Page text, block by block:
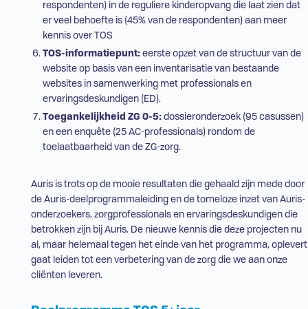
respondenten) in de reguliere kinderopvang die laat zien dat
er veel behoefte is (45% van de respondenten) aan meer
kennis over TOS
TOS-informatiepunt:eerste opzet van de structuur van de
website op basis van een inventarisatie van bestaande
websites in samenwerking met professionals en
ervaringsdeskundigen ( ED).
Toegankelijkheid ZG 0-5:dossieronderzoek (95 casussen)
en een enquête (25 AC-professionals) rondom de
toelaatbaarheid van de ZG-zorg.
Auris is trots op de mooie resultaten die gehaald zijn mede door
de Auris-deelprogrammaleiding en de tomeloze inzet van Auris-
onderzoekers, zorgprofessionals en ervaringsdeskundigen die
betrokken zijn bij Auris. De nieuwe kennis die deze projecten nu
al, maar helemaal tegen het einde van het programma, oplevert
gaat leiden tot een verbetering van de zorg die we aan onze
cliënten leveren.